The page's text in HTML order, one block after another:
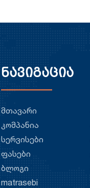
ნავიგაცია
მთავარი
კომპანია
სერვისები
ფასები
ბლოგი
matrasebi